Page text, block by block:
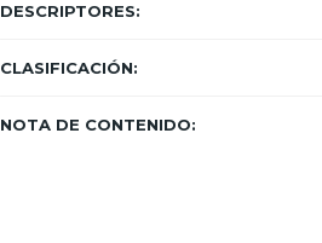
DESCRIPTORES:
CLASIFICACIÓN:
NOTA DE CONTENIDO: